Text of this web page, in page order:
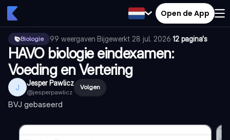
Open de App
Biologie 99 weergaven·Bijgewerkt 28 jul. 2026·12 pagina's
HAVO biologie eindexamen:
Voeding en Vertering
J Jesper Pawlicz
@jesperpawlicz
Volgen
BVJ gebaseerd